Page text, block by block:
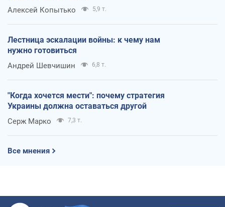
Алексей Копытько 5,9 т.
Лестница эскалации войны: к чему нам
нужно готовиться
Андрей Шевчишин 6,8 т.
"Когда хочется мести": почему стратегия
Украины должна оставаться другой
Серж Марко 7,3 т.
Все мнения